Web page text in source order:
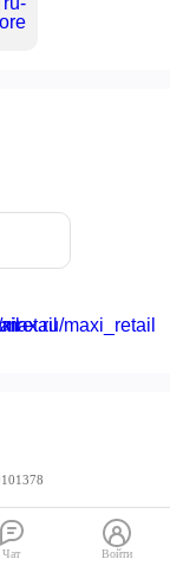
Чат Войти